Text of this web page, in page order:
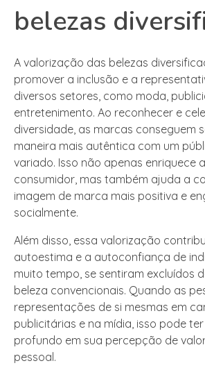
belezas
A valorização das belezas
promover a inclusão e a
diversos setores, como moda,
entretenimento. Ao reconhecer e
diversidade, as marcas conseguem
maneira mais autêntica com um
variado. Isso não apenas enriquece
consumidor, mas também ajuda a
imagem de marca mais positiva e
socialmente.
Além disso, essa valorização
autoestima e a autoconfiança de
muito tempo, se sentiram excluídos
beleza convencionais. Quando as
representações de si mesmas em
publicitárias e na mídia, isso pode
profundo em sua percepção de
pessoal.